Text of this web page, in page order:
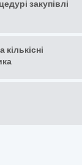
закупівлі
кількісні